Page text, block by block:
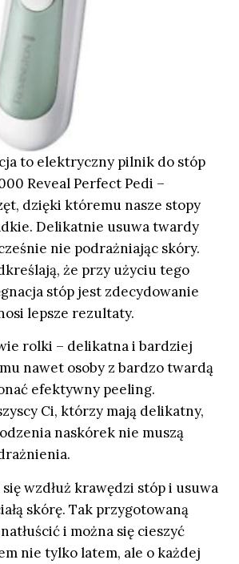
to elektryczny pilnik do stóp
Reveal Perfect Pedi –
dzięki któremu nasze stopy
Delikatnie usuwa twardy
nie podrażniając skóry.
że przy użyciu tego
stóp jest zdecydowanie
lepsze rezultaty.
rolki – delikatna i bardziej
nawet osoby z bardzo twardą
efektywny peeling.
Ci, którzy mają delikatny,
naskórek nie muszą
się wzdłuż krawędzi stóp i usuwa
skórę. Tak przygotowaną
i można się cieszyć
nie tylko latem, ale o każdej